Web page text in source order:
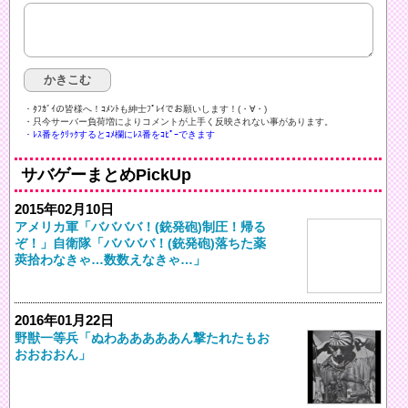
・ﾀﾌｶﾞｲの皆様へ！ｺﾒﾝﾄも紳士ﾌﾟﾚｲでお願いします！(・∀・)ゞ
・只今サーバー負荷増によりコメントが上手く反映されない事があります。
・ﾚｽ番をｸﾘｯｸするとｺﾒ欄にﾚｽ番をｺﾋﾟｰできます
サバゲーまとめPickUp
2015年02月10日
アメリカ軍「ババババ！(銃発砲)制圧！帰る
ぞ！」自衛隊「ババババ！(銃発砲)落ちた薬
莢拾わなきゃ…数数えなきゃ…」
2016年01月22日
野獣一等兵「ぬわあああああん撃たれたもお
おおおおん」